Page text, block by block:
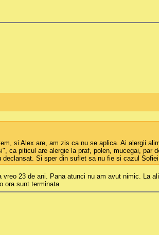
si Alex are, am zis ca nu se aplica. Ai alergii
piticul are alergie la praf, polen, mucegai, par
Si sper din suflet sa nu fie si cazul
23 de ani. Pana atunci nu am avut nimic. La
ora sunt terminata